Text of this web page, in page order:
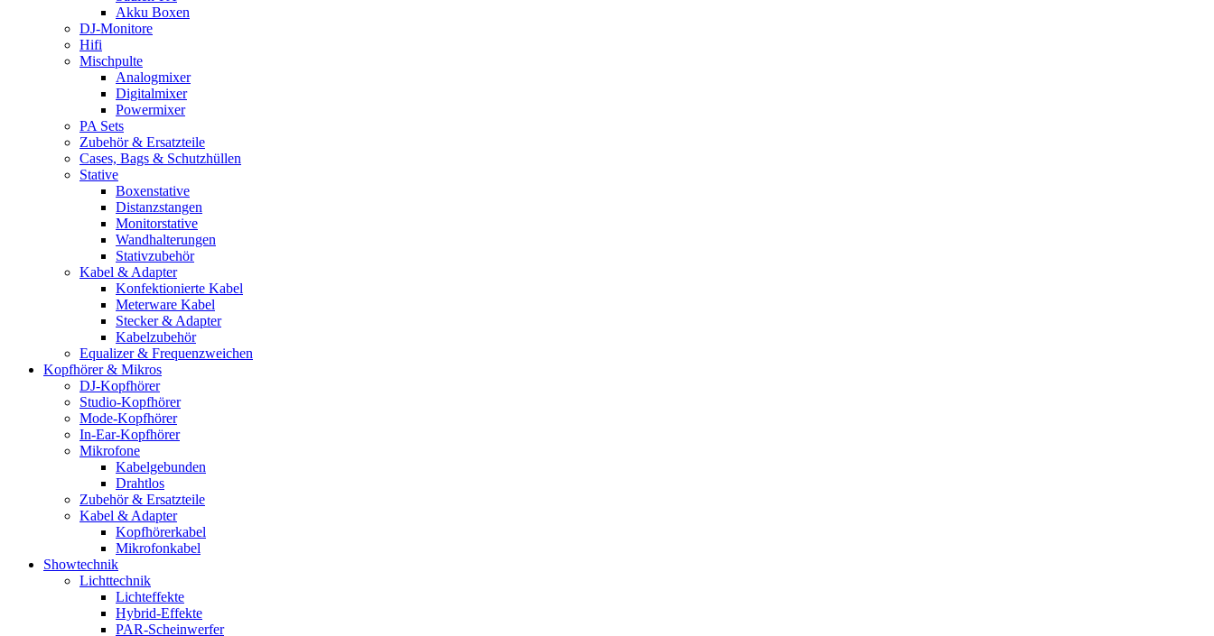
Akku Boxen
DJ-Monitore
Hifi
Mischpulte
Analogmixer
Digitalmixer
Powermixer
PA Sets
Zubehör & Ersatzteile
Cases, Bags & Schutzhüllen
Stative
Boxenstative
Distanzstangen
Monitorstative
Wandhalterungen
Stativzubehör
Kabel & Adapter
Konfektionierte Kabel
Meterware Kabel
Stecker & Adapter
Kabelzubehör
Equalizer & Frequenzweichen
Kopfhörer & Mikros
DJ-Kopfhörer
Studio-Kopfhörer
Mode-Kopfhörer
In-Ear-Kopfhörer
Mikrofone
Kabelgebunden
Drahtlos
Zubehör & Ersatzteile
Kabel & Adapter
Kopfhörerkabel
Mikrofonkabel
Showtechnik
Lichttechnik
Lichteffekte
Hybrid-Effekte
PAR-Scheinwerfer